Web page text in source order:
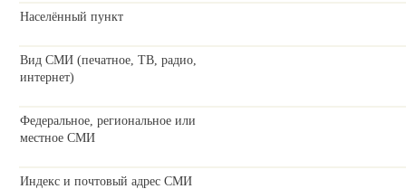
Населённый пункт
Вид СМИ (печатное, ТВ, радио,
интернет)
Федеральное, региональное или
местное СМИ
Индекс и почтовый адрес СМИ